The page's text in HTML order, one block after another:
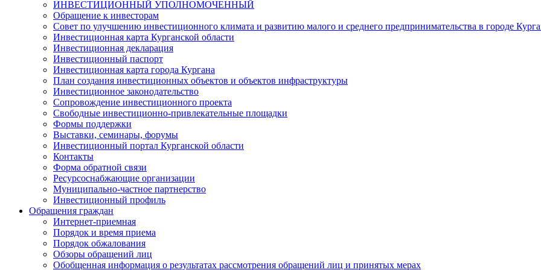
ИНВЕСТИЦИОННЫЙ УПОЛНОМОЧЕННЫЙ
Обращение к инвесторам
Совет по улучшению инвестиционного климата и развитию малого и среднего предпринимательства в городе
Инвестиционная карта Курганской области
Инвестиционная декларация
Инвестиционный паспорт
Инвестиционная карта города Кургана
План создания инвестиционных объектов и объектов инфраструктуры
Инвестиционное законодательство
Сопровождение инвестиционного проекта
Свободные инвестиционно-привлекательные площадки
Формы поддержки
Выставки, семинары, форумы
Инвестиционный портал Курганской области
Контакты
Форма обратной связи
Ресурсоснабжающие организации
Муниципально-частное партнерство
Инвестиционный профиль
Обращения граждан
Интернет-приемная
Порядок и время приема
Порядок обжалования
Обзоры обращений лиц
Обобщенная информация о результатах рассмотрения обращений лиц и принятых мерах